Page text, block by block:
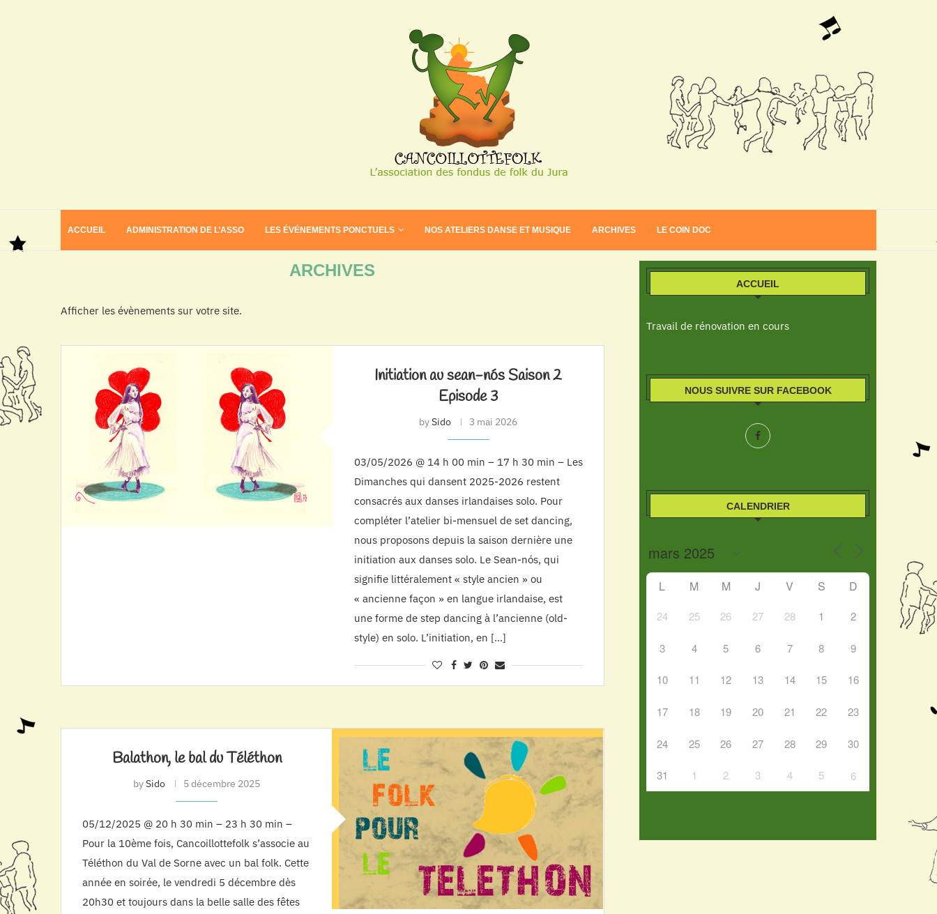
ACCUEIL ADMINISTRATION DE L’ASSO LES ÉVÉNEMENTS PONCTUELS NOS ATELIERS DANSE ET MUSIQUE ARCHIVES LE COIN DOC
ARCHIVES
Afficher les évènements sur votre site.
Initiation au sean-nós Saison 2
Episode 3
bySido 3 mai 2026
03/05/2026 @ 14 h 00 min – 17 h 30 min – Les
Dimanches qui dansent 2025-2026 restent
consacrés aux danses irlandaises solo. Pour
compléter l’atelier bi-mensuel de set dancing,
nous proposons depuis la saison dernière une
initiation aux danses solo. Le Sean-nós, qui
signifie littéralement « style ancien » ou
« ancienne façon » en langue irlandaise, est
une forme de step dancing à l’ancienne (old-
style) en solo. L’initiation, en […]
Balathon, le bal du Téléthon
bySido 5 décembre 2025
05/12/2025 @ 20 h 30 min – 23 h 30 min –
Pour la 10ème fois, Cancoillottefolk s’associe au
Téléthon du Val de Sorne avec un bal folk. Cette
année en soirée, le vendredi 5 décembre dès
20h30 et toujours dans la belle salle des fêtes
ACCUEIL
Travail de rénovation en cours
NOUS SUIVRE SUR FACEBOOK
CALENDRIER
L M M J V S D
24 25 26 27 28 1 2
3 4 5 6 7 8 9
10 11 12 13 14 15 16
17 18 19 20 21 22 23
24 25 26 27 28 29 30
31 1 2 3 4 5 6